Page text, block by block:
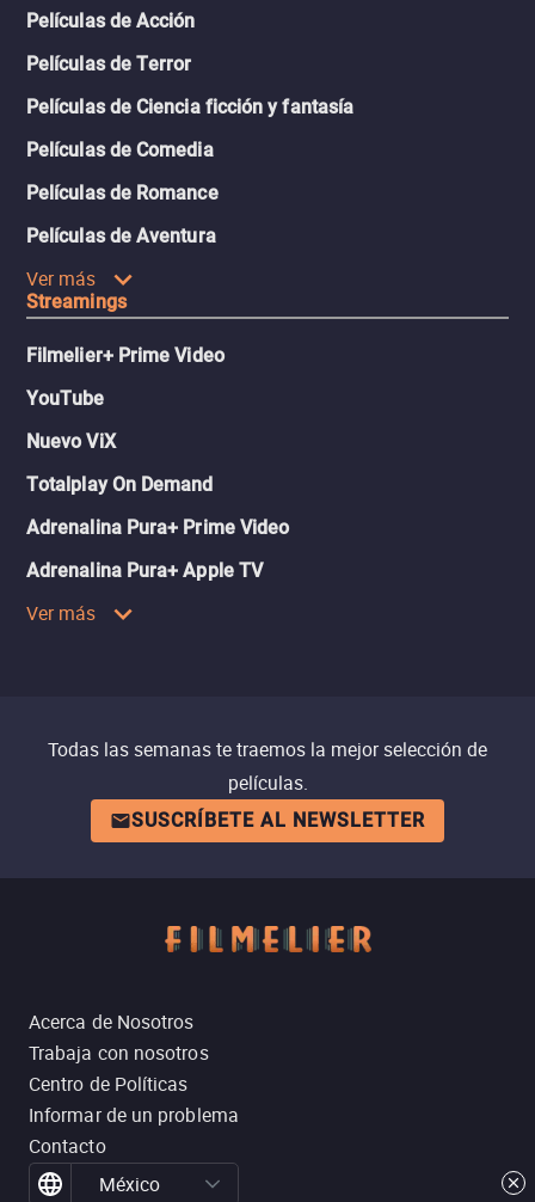
Películas de Acción
Películas de Terror
Películas de Ciencia ficción y fantasía
Películas de Comedia
Películas de Romance
Películas de Aventura
Ver más
Streamings
Filmelier+ Prime Video
YouTube
Nuevo ViX
Totalplay On Demand
Adrenalina Pura+ Prime Video
Adrenalina Pura+ Apple TV
Ver más
Todas las semanas te traemos la mejor selección de
películas.
SUSCRÍBETE AL NEWSLETTER
Acerca de Nosotros
Trabaja con nosotros
Centro de Políticas
Informar de un problema
Contacto
México